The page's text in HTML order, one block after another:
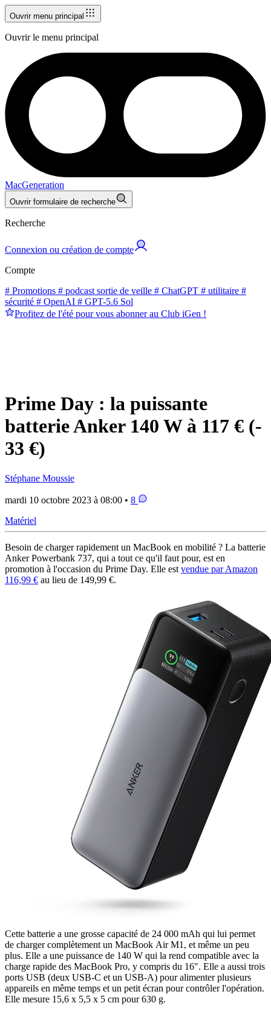
Ouvrir menu principal
Ouvrir le menu principal
MacGeneration
Ouvrir formulaire de recherche
Recherche
Connexion ou création de compte
Compte
# Promotions # podcast sortie de veille # ChatGPT # utilitaire #
sécurité # OpenAI # GPT-5.6 Sol
Profitez de l'été pour vous abonner au Club iGen !
Prime Day : la puissante
batterie Anker 140 W à 117 € (-
33 €)
Stéphane Moussie
mardi 10 octobre 2023 à 08:00 • 8
Matériel
Besoin de charger rapidement un MacBook en mobilité ? La batterie
Anker Powerbank 737, qui a tout ce qu'il faut pour, est en
promotion à l'occasion du Prime Day. Elle est vendue par Amazon
116,99 € au lieu de 149,99 €.
Cette batterie a une grosse capacité de 24 000 mAh qui lui permet
de charger complètement un MacBook Air M1, et même un peu
plus. Elle a une puissance de 140 W qui la rend compatible avec la
charge rapide des MacBook Pro, y compris du 16". Elle a aussi trois
ports USB (deux USB-C et un USB-A) pour alimenter plusieurs
appareils en même temps et un petit écran pour contrôler l'opération.
Elle mesure 15,6 x 5,5 x 5 cm pour 630 g.